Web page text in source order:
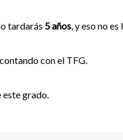
tardarás 5 años , y eso no
, contando con el TFG.
grado.